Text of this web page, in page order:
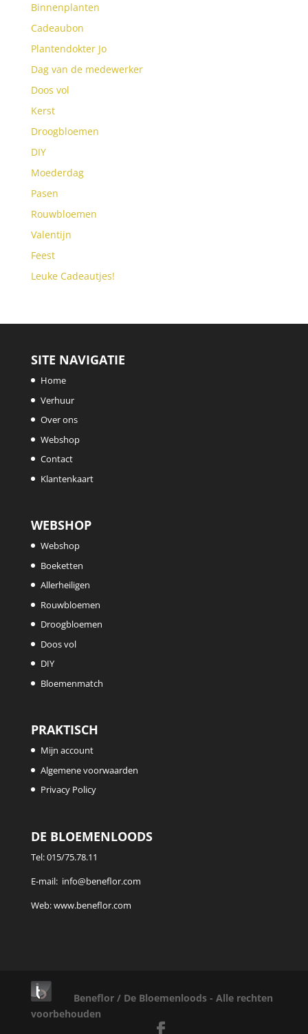
Binnenplanten
Cadeaubon
Plantendokter Jo
Dag van de medewerker
Doos vol
Kerst
Droogbloemen
DIY
Moederdag
Pasen
Rouwbloemen
Valentijn
Feest
Leuke Cadeautjes!
SITE NAVIGATIE
Home
Verhuur
Over ons
Webshop
Contact
Klantenkaart
WEBSHOP
Webshop
Boeketten
Allerheiligen
Rouwbloemen
Droogbloemen
Doos vol
DIY
Bloemenmatch
PRAKTISCH
Mijn account
Algemene voorwaarden
Privacy Policy
DE BLOEMENLOODS
Tel:015/75.78.11
E-mail: info@beneflor.com
Web:www.beneflor.com
Beneflor / De Bloemenloods - Alle rechten
voorbehouden